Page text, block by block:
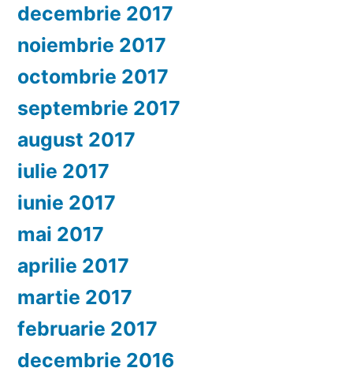
decembrie 2017
noiembrie 2017
octombrie 2017
septembrie 2017
august 2017
iulie 2017
iunie 2017
mai 2017
aprilie 2017
martie 2017
februarie 2017
decembrie 2016